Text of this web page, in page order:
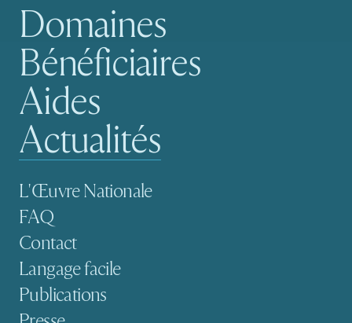
Navigation principale
Domaines
Bénéficiaires
Aides
Actualités
Navigation secondaire
L'Œuvre Nationale
FAQ
Contact
Langage facile
Publications